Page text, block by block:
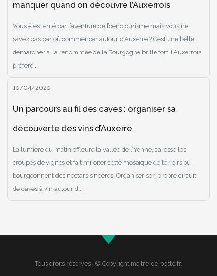
manquer quand on découvre l’Auxerrois
Vous êtes tenté par l’aventure de l’oenotourisme mais vous ne
savez pas par où commencer autour d’Auxerre ? C’est une belle
démarche : si la renommée de la Bourgogne brille fort, l’Auxerrois
préfère...
16/04/2026
Un parcours au fil des caves : organiser sa
découverte des vins d’Auxerre
La lumière du matin effleure la vallée de l’Yonne, caresse les
croupes de vignes et fait miroiter cette mosaïque de terroirs où
bourgeonnent des nectars sincères. Organiser son propre circuit
de caves à vin autour d...
Tous droits réservés | © Copyright maitre-de-poste.fr.